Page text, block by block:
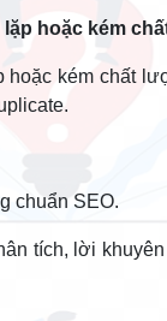
lặp hoặc kém
kém chất
chuẩn SEO.
tích, lời